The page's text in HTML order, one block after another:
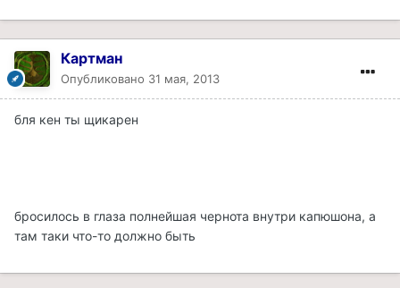
Картман
Опубликовано 31 мая, 2013
бля кен ты щикарен
бросилось в глаза полнейшая чернота внутри капюшона, а
там таки что-то должно быть